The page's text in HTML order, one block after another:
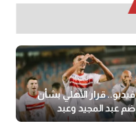
فيديو.. قرار الأهلي بشأن
ضم عبد المجيد وعبد
المنعم